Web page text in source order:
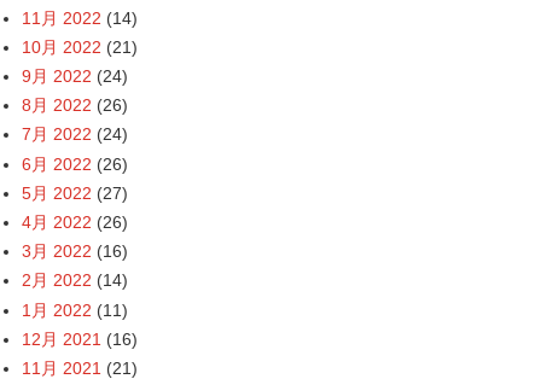
11月 2022 (14)
10月 2022 (21)
9月 2022 (24)
8月 2022 (26)
7月 2022 (24)
6月 2022 (26)
5月 2022 (27)
4月 2022 (26)
3月 2022 (16)
2月 2022 (14)
1月 2022 (11)
12月 2021 (16)
11月 2021 (21)